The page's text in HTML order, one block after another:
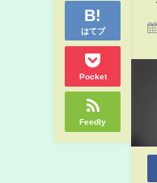
はてブ
Pocket
Feedly